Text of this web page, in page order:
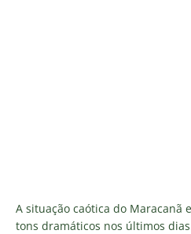
A situação caótica do Maracanã
tons dramáticos nos últimos